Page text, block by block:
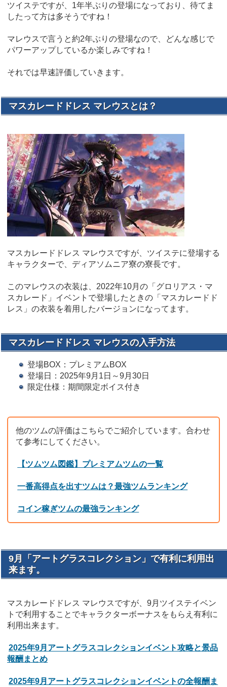
ツイステですが、1年半ぶりの登場になっており、待てま
したって方は多そうですね！
マレウスで言うと約2年ぶりの登場なので、どんな感じで
パワーアップしているか楽しみですね！
それでは早速評価していきます。
マスカレードドレス マレウスとは？
マスカレードドレス マレウスですが、ツイステに登場する
キャラクターで、ディアソムニア寮の寮長です。
このマレウスの衣装は、2022年10月の「グロリアス・マ
スカレード」イベントで登場したときの「マスカレードド
レス」の衣装を着用したバージョンになってます。
マスカレードドレス マレウスの入手方法
登場BOX：プレミアムBOX
登場日：2025年9月1日～9月30日
限定仕様：期間限定ボイス付き
他のツムの評価はこちらでご紹介しています。合わせ
て参考にしてください。
【ツムツム図鑑】プレミアムツムの一覧
一番高得点を出すツムは？最強ツムランキング
コイン稼ぎツムの最強ランキング
9月「アートグラスコレクション」で有利に利用出
来ます。
マスカレードドレス マレウスですが、9月ツイステイベン
トで利用することでキャラクターボーナスをもらえ有利に
利用出来ます。
2025年9月アートグラスコレクションイベント攻略と景品
報酬まとめ
2025年9月アートグラスコレクションイベントの全報酬ま